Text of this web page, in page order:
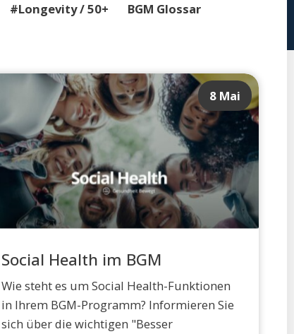
#Longevity / 50+ BGM Glossar
8 Mai
Social Health im BGM
Wie steht es um Social Health-Funktionen
in Ihrem BGM-Programm? Informieren Sie
sich über die wichtigen "Besser